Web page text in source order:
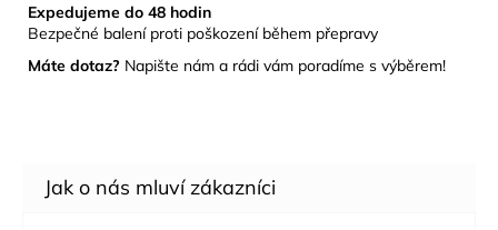
Expedujeme do 48 hodin
Bezpečné balení proti poškození během přepravy
Máte dotaz? Napište nám a rádi vám poradíme s výběrem!